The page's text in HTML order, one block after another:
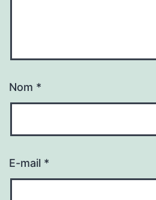
Nom *
E-mail *